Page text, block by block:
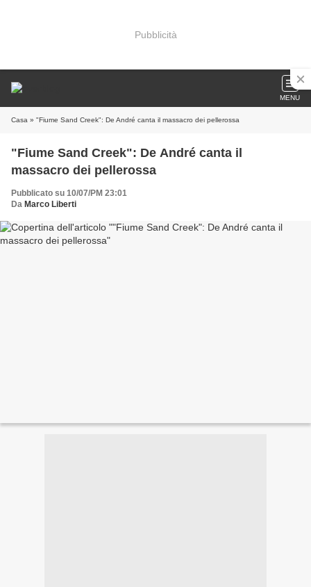
Pubblicità
MENU
Casa » "Fiume Sand Creek": De André canta il massacro dei pellerossa
"Fiume Sand Creek": De André canta il
massacro dei pellerossa
Pubblicato su 10/07/PM 23:01
Da Marco Liberti